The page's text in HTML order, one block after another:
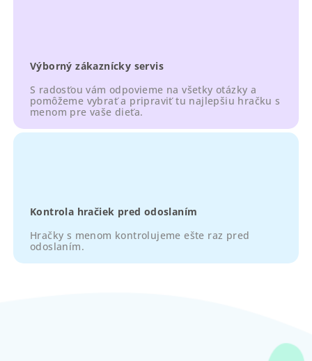
Výborný zákaznícky servis
S radosťou vám odpovieme na všetky otázky a
pomôžeme vybrať a pripraviť tu najlepšiu hračku s
menom pre vaše dieťa.
Kontrola hračiek pred odoslaním
Hračky s menom kontrolujeme ešte raz pred
odoslaním.